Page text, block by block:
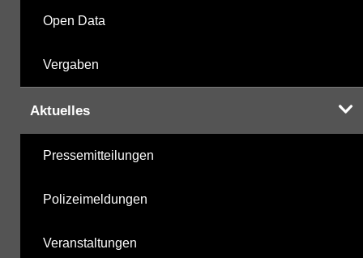
Open Data
Vergaben
Aktuelles
Pressemitteilungen
Polizeimeldungen
Veranstaltungen